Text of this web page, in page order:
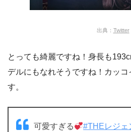
出典： Twitter
とっても綺麗ですね！身長も
デルにもなれそうですね！カッ
す。
可愛すぎる #THEレジェ